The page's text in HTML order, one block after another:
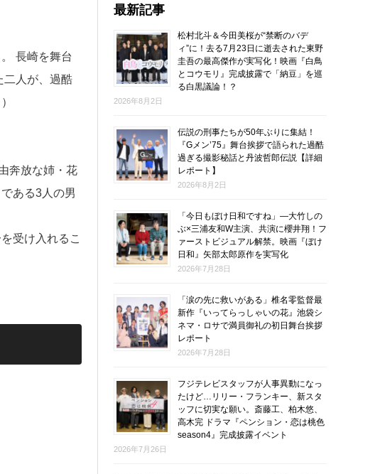
長崎を舞台
二人が、過酷
奔放な姉・花
ある3人の男
受け入れるこ
最新記事
松村北斗＆今田美桜が“禁断のバデ
ィ”に！去る7月23日に逝去された東野
圭吾の最高傑作が実写化！映画『白鳥
とコウモリ』完成披露で「納豆」を巡
る白黒議論！？
2026年8月2日
伝説の刑事たちが50年ぶりに集結！
『Gメン’75』舞台挨拶で語られた過酷
過ぎる撮影秘話と丹波哲郎伝説【詳細
レポート】
2026年8月2日
「今日もぼけ日和ですね」―大竹しの
ぶ×三浦友和W主演、共演に櫻井翔！フ
ァーストビジュアル解禁。映画『ぼけ
日和』矢部太郎原作を実写化
2026年7月28日
「涙の先に救いがある」椎名零監督最
新作『いってらっしゃいの花』池袋シ
ネマ・ロサで満員御礼の初日舞台挨拶
レポート
2026年7月28日
フジテレビスタッフが人事異動になっ
たけど…リリー・フランキー、新スタ
ッフに切実な願い。斎藤工、柏木悠、
高木完 ドラマ『ペンション・恋は桃色
season4』完成披露イベント
2026年7月26日